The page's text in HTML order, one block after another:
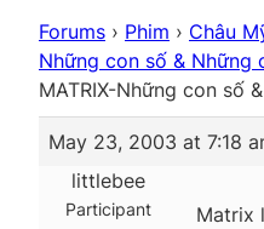
Forums › Phim › Châu
Những con số & Những
MATRIX-Những con số
May 23, 2003 at 7:18
littlebee
Participant
Matrix